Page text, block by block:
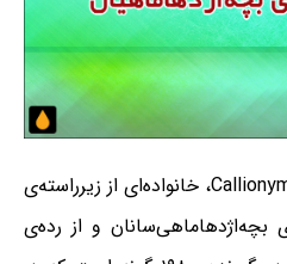
خانواده‌ی بچه‌اژدهاماهیان Callionymidae، خانواده‌ای از زیرراسته‌ی
بچه‌اژدهاماهی‌سانان و از رده‌ی